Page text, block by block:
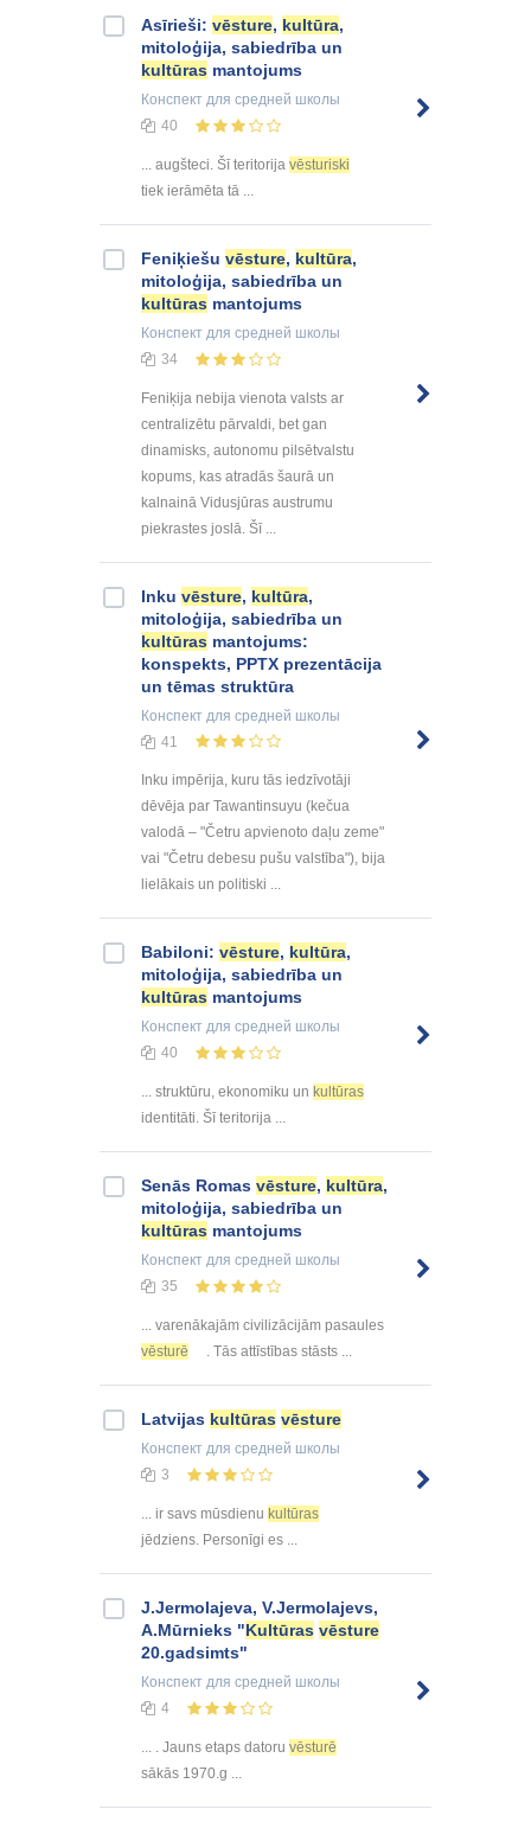
Asīrieši: vēsture, kultūra,
mitoloģija, sabiedrība un
kultūras mantojums
Конспект для средней школы
40
... augšteci. Šī teritorija vēsturiski
tiek ierāmēta tā ...
Feniķiešu vēsture, kultūra,
mitoloģija, sabiedrība un
kultūras mantojums
Конспект для средней школы
34
Feniķija nebija vienota valsts ar
centralizētu pārvaldi, bet gan
dinamisks, autonomu pilsētvalstu
kopums, kas atradās šaurā un
kalnainā Vidusjūras austrumu
piekrastes joslā. Šī ...
Inku vēsture, kultūra,
mitoloģija, sabiedrība un
kultūras mantojums:
konspekts, PPTX prezentācija
un tēmas struktūra
Конспект для средней школы
41
Inku impērija, kuru tās iedzīvotāji
dēvēja par Tawantinsuyu (kečua
valodā – "Četru apvienoto daļu zeme"
vai "Četru debesu pušu valstība"), bija
lielākais un politiski ...
Babiloni: vēsture, kultūra,
mitoloģija, sabiedrība un
kultūras mantojums
Конспект для средней школы
40
... struktūru, ekonomiku un kultūras
identitāti. Šī teritorija ...
Senās Romas vēsture, kultūra,
mitoloģija, sabiedrība un
kultūras mantojums
Конспект для средней школы
35
... varenākajām civilizācijām pasaules
vēsturē
. Tās attīstības stāsts ...
Latvijas kultūras vēsture
Конспект для средней школы
3
... ir savs mūsdienu kultūras
jēdziens. Personīgi es ...
J.Jermolajeva, V.Jermolajevs,
A.Mūrnieks "Kultūras vēsture
20.gadsimts"
Конспект для средней школы
4
... . Jauns etaps datoru vēsturē
sākās 1970.g ...